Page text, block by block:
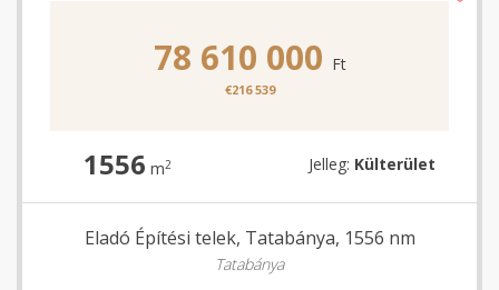
78 610 000 Ft
€216 539
1556 m2 Jelleg: Külterület
Eladó Építési telek, Tatabánya, 1556 nm
Tatabánya